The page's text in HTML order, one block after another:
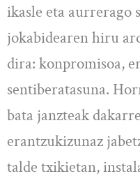
ikasle eta aurrerago
jokabidearen hiru
dira: konpromisoa,
sentiberatasuna.
bata janzteak
erantzukizunaz
talde txikietan,